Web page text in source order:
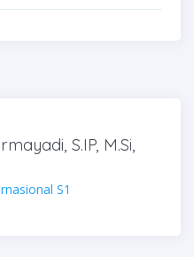
S.IP, M.Si,
S1